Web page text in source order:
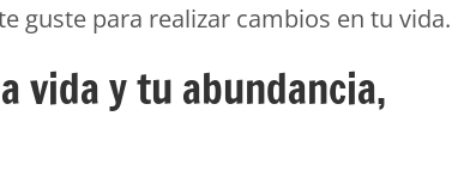
guste para realizar cambios en tu vida.
vida y tu abundancia,